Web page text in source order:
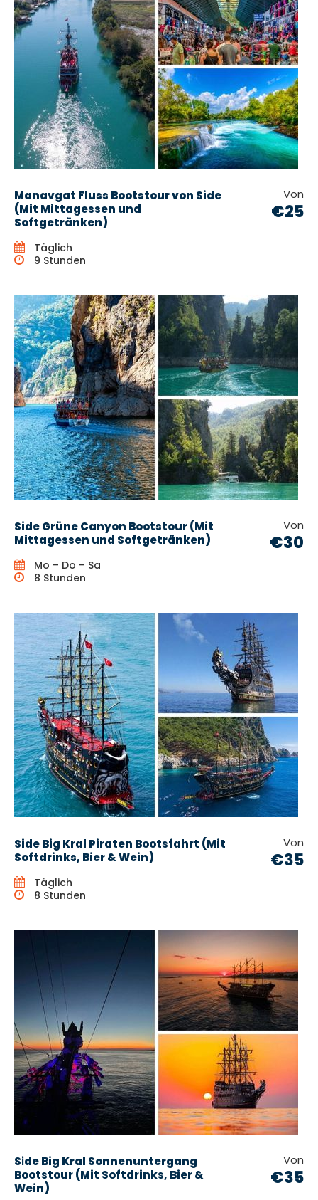
Manavgat Fluss Bootstour von Side
(Mit Mittagessen und
Softgetränken)
Von
€25
Täglich
9 Stunden
Side Grüne Canyon Bootstour (Mit
Mittagessen und Softgetränken)
Von
€30
Mo – Do – Sa
8 Stunden
Side Big Kral Piraten Bootsfahrt (Mit
Softdrinks, Bier & Wein)
Von
€35
Täglich
8 Stunden
Si̇de Big Kral Sonnenuntergang
Bootstour (Mit Softdrinks, Bier &
Wein)
Von
€35